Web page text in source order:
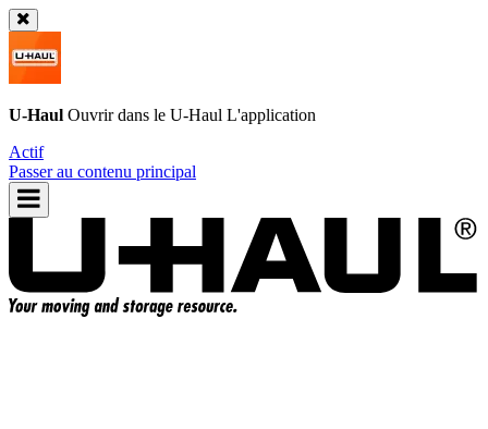
U-Haul Ouvrir dans le U-Haul L'application
Actif
Passer au contenu principal